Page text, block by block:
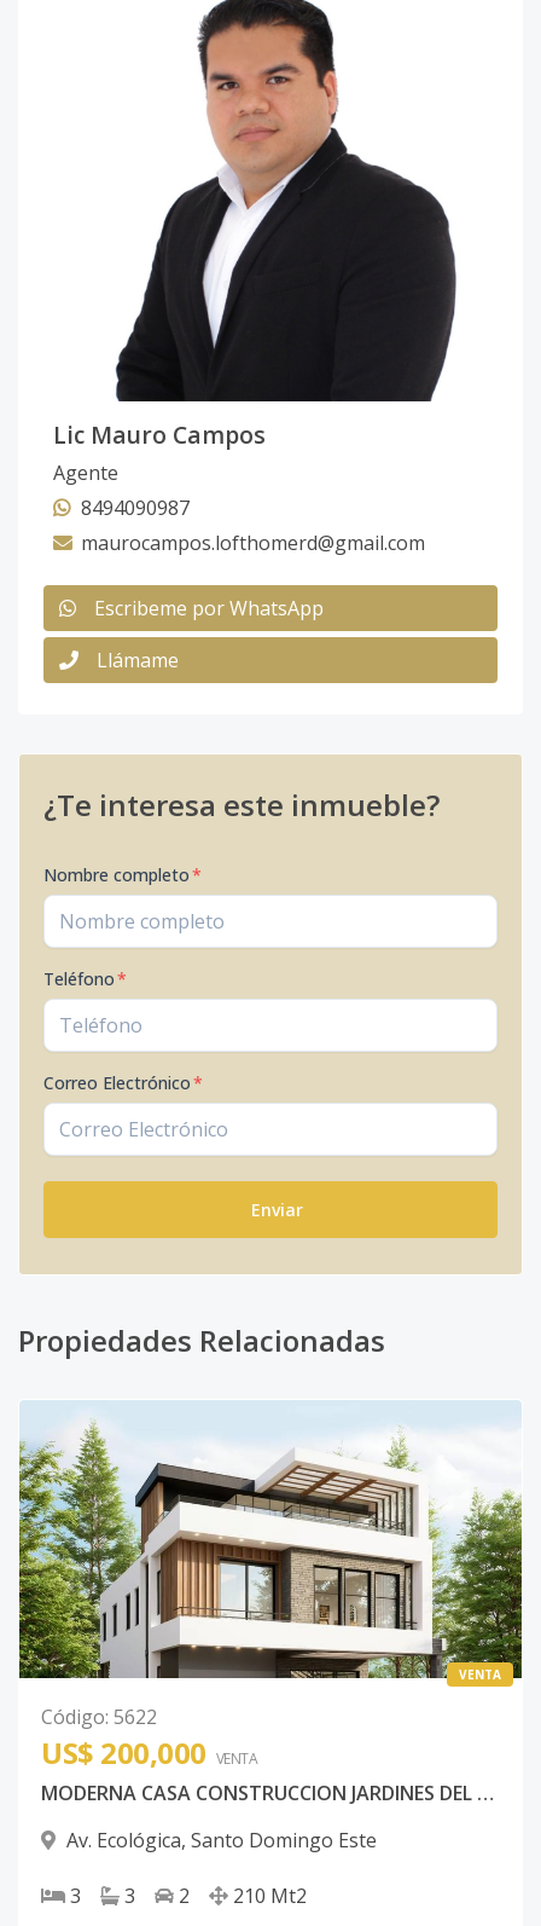
Lic Mauro Campos
Agente
8494090987
maurocampos.lofthomerd@gmail.com
Escribeme por WhatsApp
Llámame
¿Te interesa este inmueble?
Nombre completo*
Teléfono*
Correo Electrónico*
Enviar
Propiedades Relacionadas
VENTA
Código: 5622
US$ 200,000 VENTA
MODERNA CASA CONSTRUCCION JARDINES DEL FARALLON
Av. Ecológica, Santo Domingo Este
3 3 2 210 Mt2